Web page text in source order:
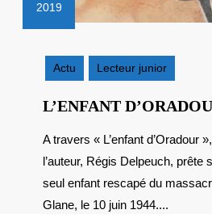
2019
2019
Actu
Lecteur junior
L’ENFANT
A travers « L’enfant d’Oradour », roman-témoignage,
l’auteur, Régis Delpeuch, prête
seul enfant rescapé du
Glane, le 10 juin 1944....